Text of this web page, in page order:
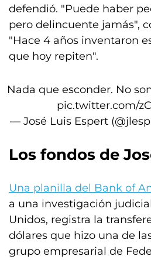
defendió. "Puede haber
pero delincuente jamás",
"Hace 4 años inventaron
que hoy repiten".
Nada que esconder. No
pic.twitter.com/
— José Luis Espert
Los fondos de
Una planilla del Bank of
a una investigación
Unidos, registra la
dólares que hizo una de
grupo empresarial de